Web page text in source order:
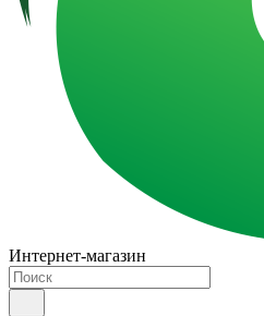
Интернет-магазин